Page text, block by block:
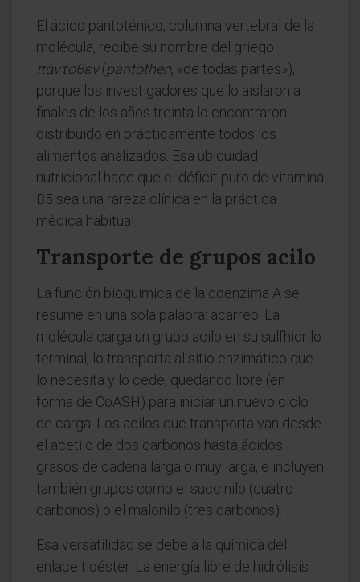
El ácido pantoténico, columna vertebral de la
molécula, recibe su nombre del griego
πάντοθεν(pántothen, «de todas partes»),
porque los investigadores que lo aislaron a
finales de los años treinta lo encontraron
distribuido en prácticamente todos los
alimentos analizados. Esa ubicuidad
nutricional hace que el déficit puro de vitamina
B5 sea una rareza clínica en la práctica
médica habitual.
Transporte de grupos acilo
La función bioquímica de la coenzima A se
resume en una sola palabra: acarreo. La
molécula carga un grupo acilo en su sulfhidrilo
terminal, lo transporta al sitio enzimático que
lo necesita y lo cede, quedando libre (en
forma de CoASH) para iniciar un nuevo ciclo
de carga. Los acilos que transporta van desde
el acetilo de dos carbonos hasta ácidos
grasos de cadena larga o muy larga, e incluyen
también grupos como el succinilo (cuatro
carbonos) o el malonilo (tres carbonos).
Esa versatilidad se debe a la química del
enlace tioéster. La energía libre de hidrólisis